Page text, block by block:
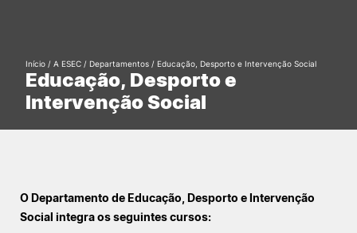
Cursos
Candidatos
Investigação e Projetos
Formative Offer
Educação, Desporto e
Intervenção Social
Início / A ESEC / Departamentos / Educação, Desporto e Intervenção Social
O Departamento de Educação, Desporto e Intervenção
Social integra os seguintes cursos: